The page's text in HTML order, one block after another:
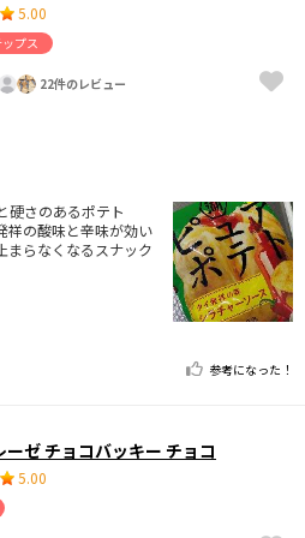
5.00
プス
22件のレビュー
硬さのあるポテト
祥の酸味と辛味が効い
まらなくなるスナック
参考になった！
ーゼ チョコバッキー チョコ
5.00